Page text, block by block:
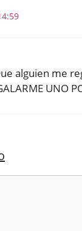
alguien me
UNO